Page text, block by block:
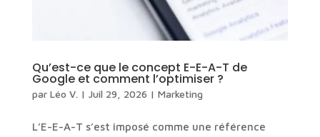
Qu’est-ce que le concept E-E-A-T de
Google et comment l’optimiser ?
par Léo V. | Juil 29, 2026 | Marketing
L’E-E-A-T s’est imposé comme une référence